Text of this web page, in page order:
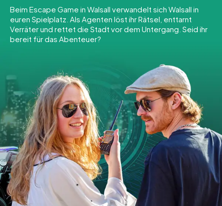
Touren
Teamevent
INT AT CH
DE
ES
FR UK
IE
IT
NL
Tickets buchen
Gutscheine bestellen
Beim Escape Game in Walsall verwandelt sich Walsall in
euren Spielplatz. Als Agenten löst ihr Rätsel, enttarnt
Verräter und rettet die Stadt vor dem Untergang. Seid ihr
bereit für das Abenteuer?